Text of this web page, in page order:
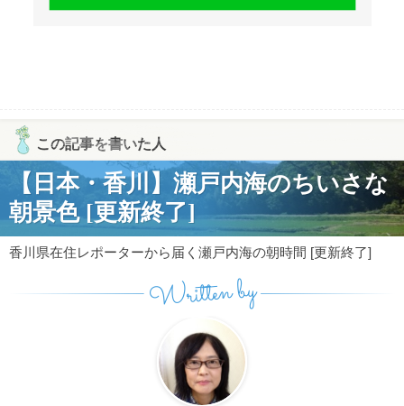
この記事を書いた人
【日本・香川】瀬戸内海のちいさな
朝景色 [更新終了]
香川県在住レポーターから届く瀬戸内海の朝時間 [更新終了]
Written by